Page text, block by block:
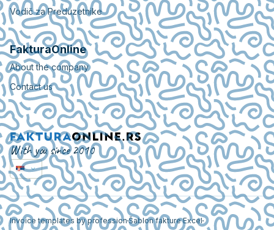
Vodič za Preduzetnike
FakturaOnline
About the company
Contact us
With you since 2010
Invoice templates by profession Šablon fakture Excel